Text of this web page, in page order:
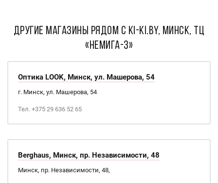
ДРУГИЕ МАГАЗИНЫ РЯДОМ С Ki-Ki.by, Минск, ТЦ
«Немига-3»
Оптика LOOK, Минск, ул. Машерова, 54
г. Минск, ул. Машерова, 54
Тел. +375 29 636 52 65
Berghaus, Минск, пр. Независимости, 48
Минск, пр. Независимости, 48,